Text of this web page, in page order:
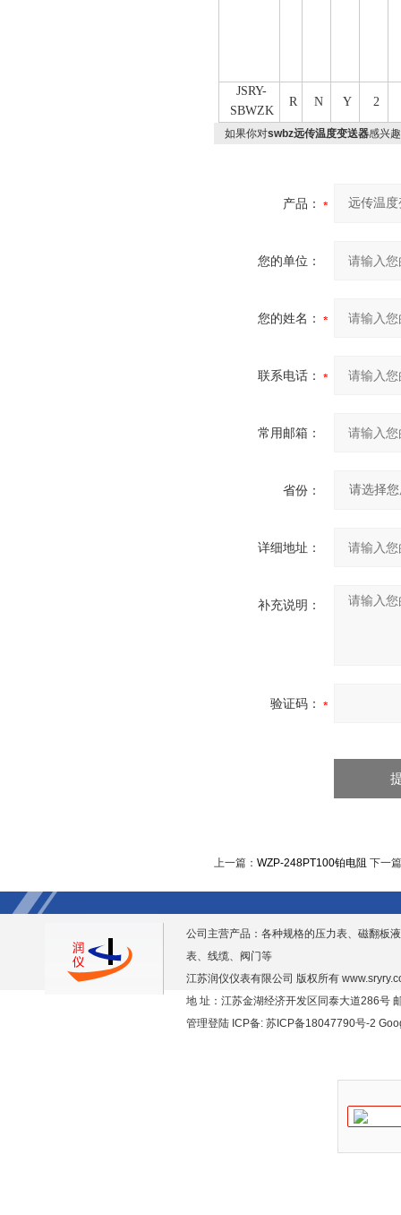
JSRY-
SBWZK
R N Y 2
如果你对swbz远传温度变送器感兴
产品：
您的单位：
您的姓名：
联系电话：
常用邮箱：
省份：
详细地址：
补充说明：
验证码：
上一篇： WZP-248PT100铂电阻 下一
公司主营产品：各种规格的压力表、磁翻板
表、线缆、阀门等
江苏润仪仪表有限公司 版权所有
地 址：江苏金湖经济开发区同泰大道286号
管理登陆 ICP备: 苏ICP备18047790号-2